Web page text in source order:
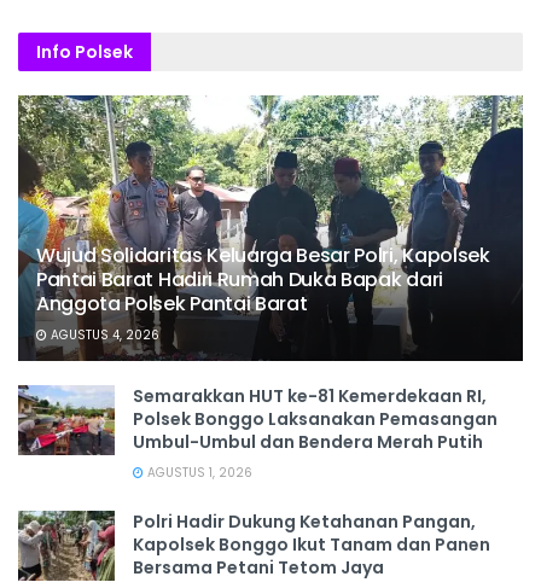
Info Polsek
Wujud Solidaritas Keluarga Besar Polri, Kapolsek
Pantai Barat Hadiri Rumah Duka Bapak dari
Anggota Polsek Pantai Barat
AGUSTUS 4, 2026
Semarakkan HUT ke-81 Kemerdekaan RI,
Polsek Bonggo Laksanakan Pemasangan
Umbul-Umbul dan Bendera Merah Putih
AGUSTUS 1, 2026
Polri Hadir Dukung Ketahanan Pangan,
Kapolsek Bonggo Ikut Tanam dan Panen
Bersama Petani Tetom Jaya